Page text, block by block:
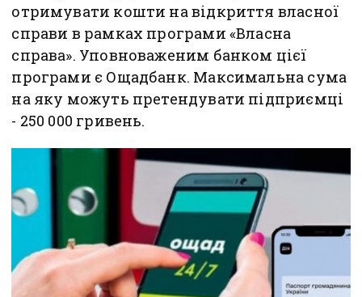
отримувати кошти на відкриття власної
справи в рамках програми «Власна
справа». Уповноваженим банком цієї
програми є Ощадбанк. Максимальна сума
на яку можуть претендувати підприємці
- 250 000 гривень.